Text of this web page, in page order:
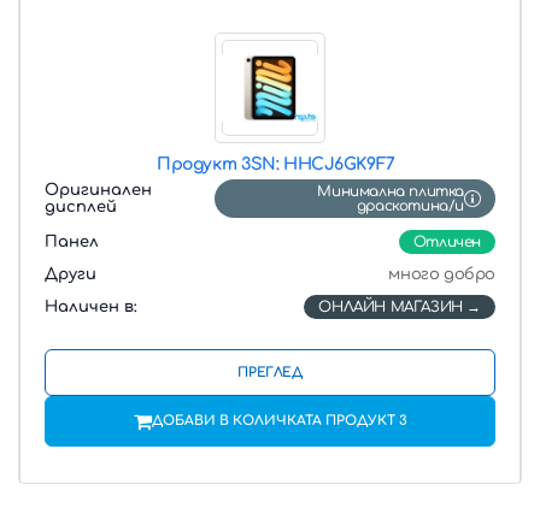
Продукт 3SN: HHCJ6GK9F7
Оригинален
дисплей
Mинимална плитка
драскотинa/и
Панел
Отличен
Други
много добро
Наличен в:
ОНЛАЙН МАГАЗИН
ПРЕГЛЕД
ДОБАВИ В КОЛИЧКАТА ПРОДУКТ 3